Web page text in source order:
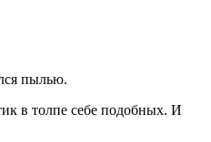
пылью.
в толпе себе подобных. И